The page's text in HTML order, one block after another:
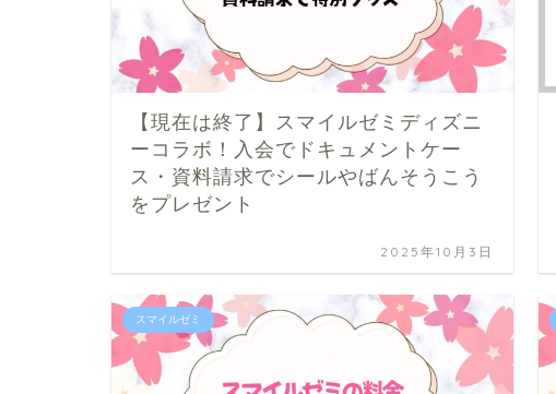
【現在は終了】スマイルゼミディズニ
ーコラボ！入会でドキュメントケー
ス・資料請求でシールやばんそうこう
をプレゼント
2025年10月3日
スマイルゼミ